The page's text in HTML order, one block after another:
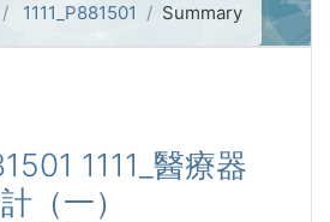
1111_P881501 Summary
1111_醫療器
（一）